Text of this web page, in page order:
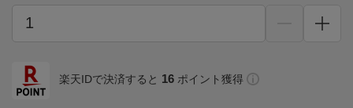
楽天IDで決済すると 16 ポイント獲得